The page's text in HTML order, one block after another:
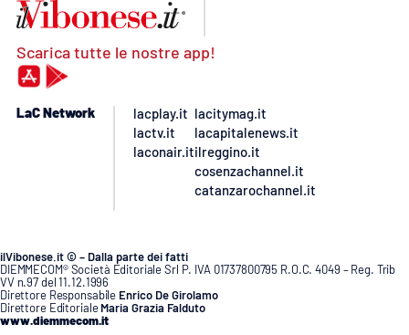
Scarica tutte le nostre app!
LaC Network
lacplay.it
lactv.it
laconair.it
lacitymag.it
lacapitalenews.it
ilreggino.it
cosenzachannel.it
catanzarochannel.it
ilVibonese.it © – Dalla parte dei fatti
DIEMMECOM® Società Editoriale Srl P. IVA 01737800795 R.O.C. 4049 – Reg. Trib
VV n.97 del 11.12.1996
Direttore Responsabile Enrico De Girolamo
Direttore Editoriale Maria Grazia Falduto
www.diemmecom.it